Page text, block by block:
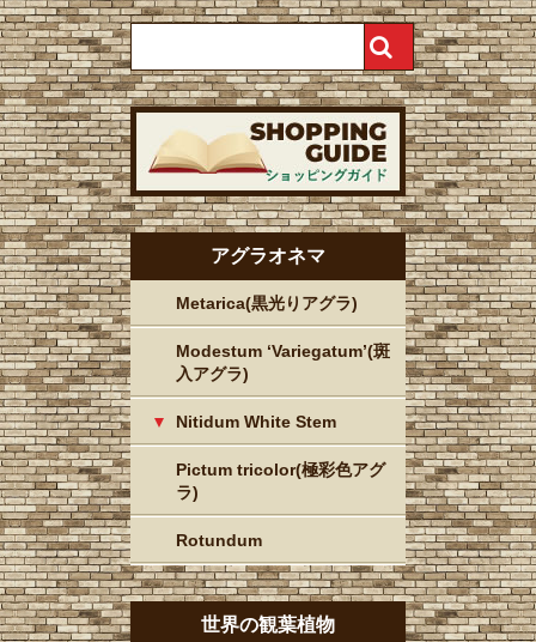
アグラオネマ
Metarica(黒光りアグラ)
Modestum ‘Variegatum’(斑
入アグラ)
Nitidum White Stem
Pictum tricolor(極彩色アグ
ラ)
Rotundum
世界の観葉植物